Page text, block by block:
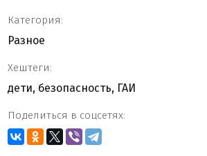
Категория:
Разное
Хештеги:
дети, безопасность, ГАИ
Поделиться в соцсетях: